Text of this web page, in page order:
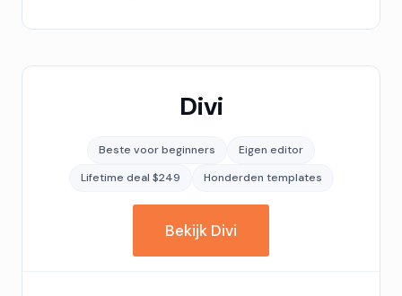
Divi
Beste voor beginners
Eigen editor
Lifetime deal $249
Honderden templates
Bekijk Divi